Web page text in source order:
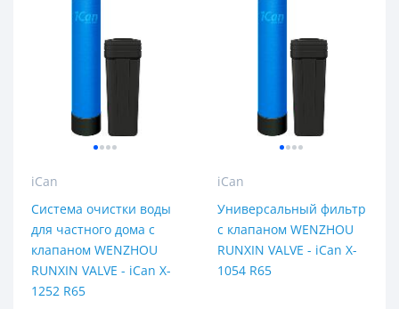
Класс оборудования
Компакт
Премиум
Стандарт
Жесткость
10
12
iCan
Система очистки воды
для частного дома с
клапаном WENZHOU
RUNXIN VALVE - iCan X-
1252 R65
iCan
Универсальный фильтр
с клапаном WENZHOU
RUNXIN VALVE - iCan X-
1054 R65